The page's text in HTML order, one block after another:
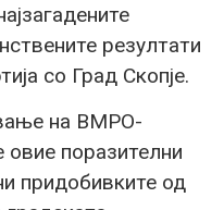
резултати
со Град Скопје.
на ВМРО-
поразителни
придобивките од